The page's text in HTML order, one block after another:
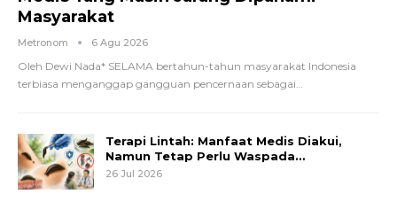
Masyarakat
Metronom 6 Agu 2026
Oleh Dewi Nada* SELAMA bertahun-tahun masyarakat Indonesia
terbiasa menganggap gangguan pencernaan sebagai
Terapi Lintah: Manfaat Medis Diakui,
Namun Tetap Perlu Waspada…
26 Jul 2026